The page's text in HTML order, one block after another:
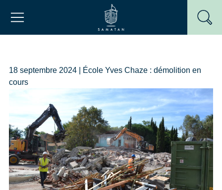
Mairie de Samatan
18 septembre 2024 | École Yves Chaze : démolition en
cours